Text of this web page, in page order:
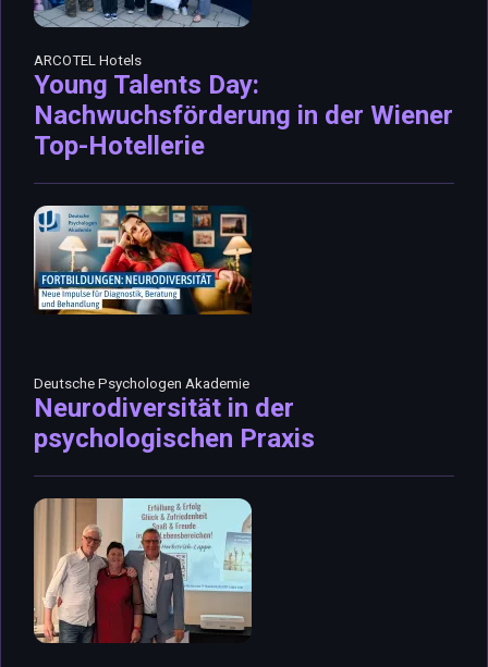
ARCOTEL Hotels
Young Talents Day:
Nachwuchsförderung in der Wiener
Top-Hotellerie
Deutsche Psychologen Akademie
Neurodiversität in der
psychologischen Praxis